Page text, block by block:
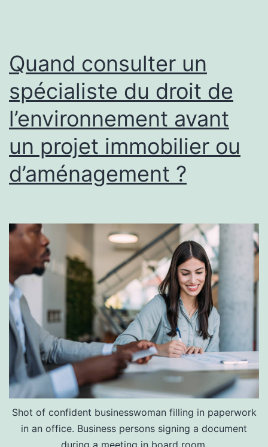
avec
un
maximum
de
rangements
dissimulés
?
Quand consulter un
spécialiste du droit de
l’environnement avant
un projet immobilier ou
d’aménagement ?
Shot of confident businesswoman filling in paperwork
in an office. Business persons signing a document